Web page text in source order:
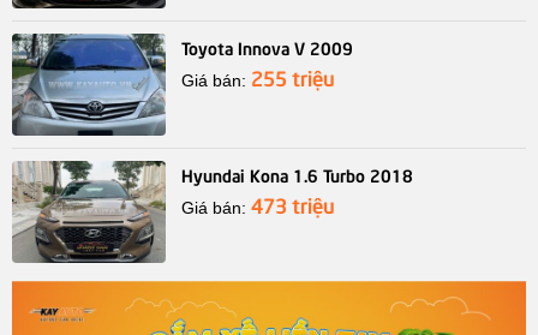
Toyota Innova V 2009
Giá bán: 255 triệu
Hyundai Kona 1.6 Turbo 2018
Giá bán:473 triệu